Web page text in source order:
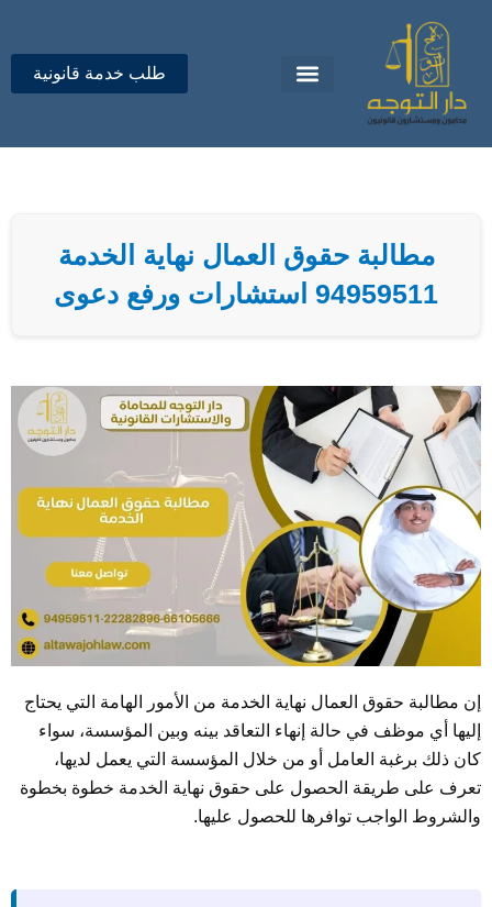
المحتوى
طلب خدمة قانونية
مطالبة حقوق العمال نهاية الخدمة
94959511 استشارات ورفع دعوى
إن مطالبة حقوق العمال نهاية الخدمة من الأمور الهامة التي يحتاج
إليها أي موظف في حالة إنهاء التعاقد بينه وبين المؤسسة، سواء
كان ذلك برغبة العامل أو من خلال المؤسسة التي يعمل لديها،
تعرف على طريقة الحصول على حقوق نهاية الخدمة خطوة بخطوة
والشروط الواجب توافرها للحصول عليها.